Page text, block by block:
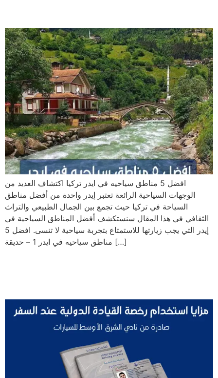
افضل 5 مناطق سياحيه في ايدر تركيا اكتشاف العديد من
الوجهات السياحية الرائعة تعتبر إيدر واحدة من أفضل مناطق
السياحة في تركيا حيث تجمع بين الجمال الطبيعي والتراث
الثقافي في هذا المقال سنستكشف أفضل المناطق السياحية في
إيدر التي يجب زيارتها للاستمتاع بتجربة سياحية لا تنسى. افضل 5
مناطق سياحيه في ايدر 1 – حديقة […]